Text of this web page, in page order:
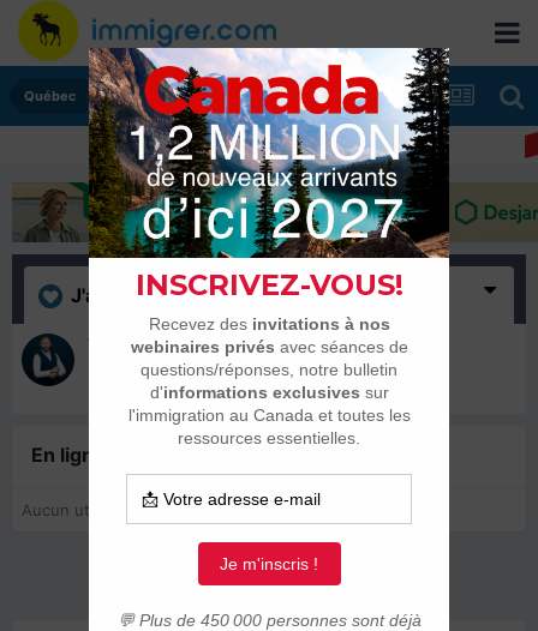
Québec
J'aime (1)
WillPolak
23 juin 2022
En ligne récemment
Aucun utilisateur enregistré regarde cette page.